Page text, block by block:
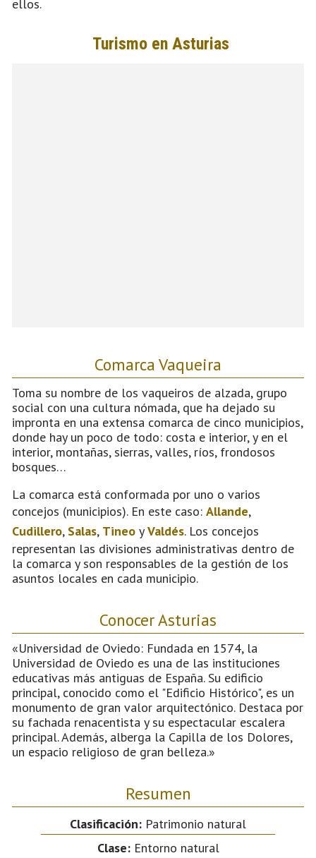
ellos.
Comarca Vaqueira
Toma su nombre de los vaqueiros de alzada, grupo
social con una cultura nómada, que ha dejado su
impronta en una extensa comarca de cinco municipios,
donde hay un poco de todo: costa e interior, y en el
interior, montañas, sierras, valles, ríos, frondosos
bosques…
La comarca está conformada por uno o varios
concejos (municipios). En este caso: Allande,
Cudillero, Salas, Tineo yValdés. Los concejos
representan las divisiones administrativas dentro de
la comarca y son responsables de la gestión de los
asuntos locales en cada municipio.
Conocer Asturias
«Universidad de Oviedo: Fundada en 1574, la
Universidad de Oviedo es una de las instituciones
educativas más antiguas de España. Su edificio
principal, conocido como el "Edificio Histórico", es un
monumento de gran valor arquitectónico. Destaca por
su fachada renacentista y su espectacular escalera
principal. Además, alberga la Capilla de los Dolores,
un espacio religioso de gran belleza.»
Resumen
Clasificación: Patrimonio natural
Clase:Entorno natural